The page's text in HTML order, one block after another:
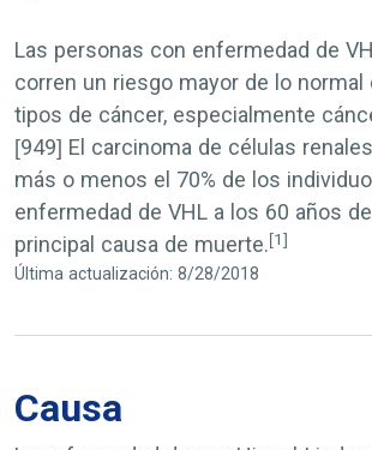
Las personas con enfermedad de
corren un riesgo mayor de lo
tipos de cáncer, especialmente
[949] El carcinoma de células
más o menos el 70% de los
enfermedad de VHL a los 60 años
principal causa de muerte.[1]
Última actualización: 8/28/2018
Causa